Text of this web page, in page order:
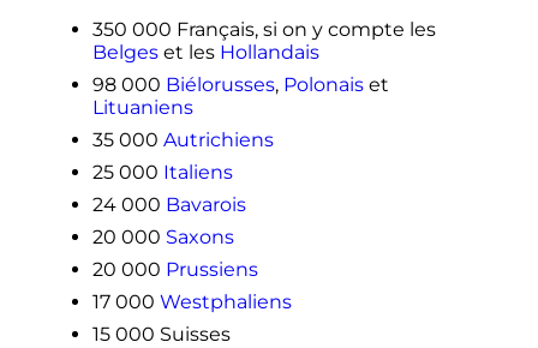
350 000 Français, si on y compte les
Belgeset les Hollandais
98 000 Biélorusses, Polonaiset
Lituaniens
35 000 Autrichiens
25 000 Italiens
24 000 Bavarois
20 000 Saxons
20 000 Prussiens
17 000 Westphaliens
15 000 Suisses